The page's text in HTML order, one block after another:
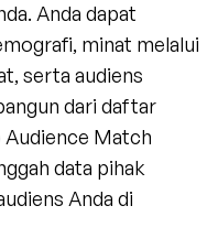
Anda dapat
minat melalui
serta audiens
dari daftar
Audience Match
data pihak
Anda di